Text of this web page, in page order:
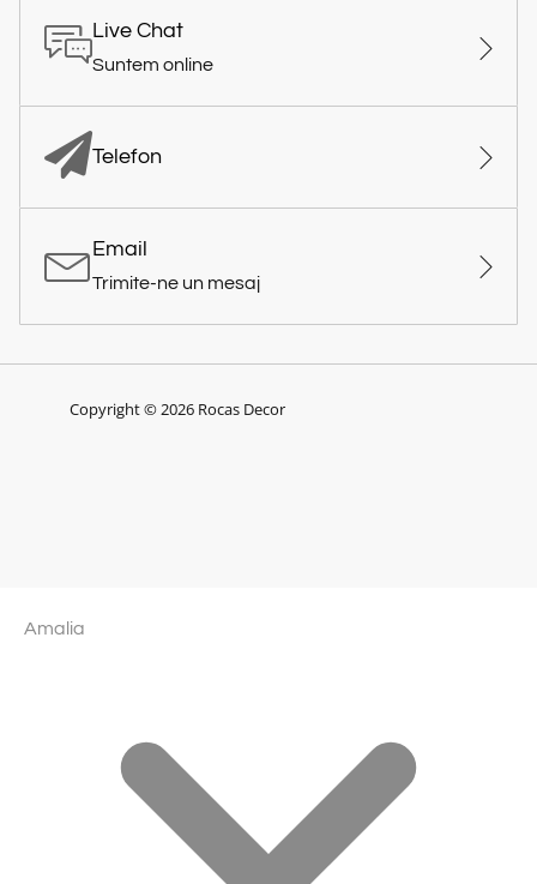
Live Chat
Suntem online
Telefon
Email
Trimite-ne un mesaj
Copyright © 2026 Rocas Decor
Amalia